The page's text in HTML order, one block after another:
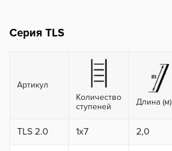
Серия TLS
Артикул
Количество
ступеней
Длина (м)
TLS 2.0 1x7 2,0